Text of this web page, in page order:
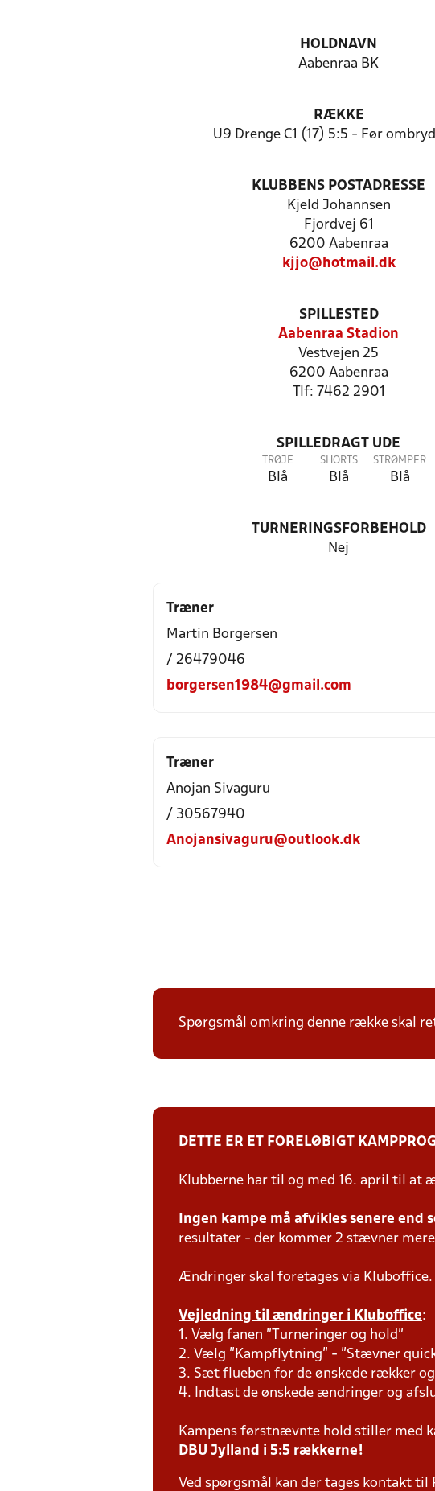
HOLDNAVN
Aabenraa BK
RÆKKE
U9 Drenge C1 (17) 5:5 - Før
KLUBBENS POSTADRESSE
Kjeld Johannsen
Fjordvej 61
6200 Aabenraa
kjjo@hotmail.dk
SPILLESTED
Aabenraa Stadion
Vestvejen 25
6200 Aabenraa
Tlf: 7462 2901
SPILLEDRAGT UDE
TRØJE
Blå
SHORTS
Blå
STRØMPER
Blå
TURNERINGSFORBEHOLD
Nej
Træner
Martin Borgersen
/ 26479046
borgersen1984@gmail.com
Træner
Anojan Sivaguru
/ 30567940
Anojansivaguru@outlook.dk
Spørgsmål omkring denne række skal
DETTE ER ET FORELØBIGT
Klubberne har til og med 16. april til at
Ingen kampe må afvikles senere end
resultater - der kommer 2 stævner
Ændringer skal foretages via Kluboffice.
Vejledning til ændringer i Kluboffice:
1. Vælg fanen "Turneringer og hold"
2. Vælg "Kampflytning" - "Stævner
3. Sæt flueben for de ønskede rækker
4. Indtast de ønskede ændringer og
Kampens førstnævnte hold stiller med
DBU Jylland i 5:5 rækkerne!
Ved spørgsmål kan der tages kontakt